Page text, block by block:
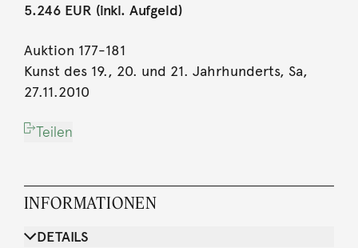
5.246 EUR (inkl. Aufgeld)
Auktion 177-181
Kunst des 19., 20. und 21. Jahrhunderts, Sa,
27.11.2010
Teilen
INFORMATIONEN
DETAILS